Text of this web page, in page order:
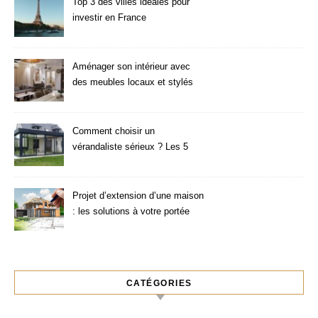
investir en France
Aménager son intérieur avec
des meubles locaux et stylés
Comment choisir un
vérandaliste sérieux ? Les 5
Projet d’extension d’une maison
: les solutions à votre portée
CATÉGORIES